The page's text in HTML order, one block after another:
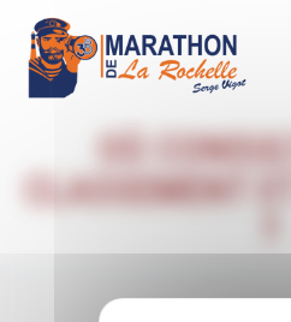
OÙ
CLASSEMENT
Panneau de gestion des cookies